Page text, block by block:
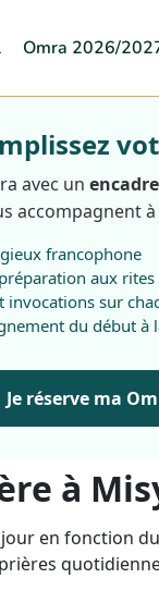
Omra 2026/
avec un
accompagnent
francophone
aux
invocations sur
du début à
Je réserve ma
à
en fonction